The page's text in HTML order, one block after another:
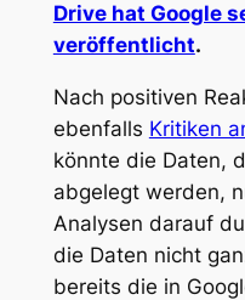
Drive hat Google
veröffentlicht.
Nach positiven
ebenfalls Kritiken
könnte die Daten,
abgelegt werden,
Analysen darauf
die Daten nicht
bereits die in